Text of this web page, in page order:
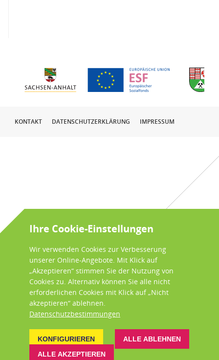
KONTAKT DATENSCHUTZERKLÄRUNG IMPRESSUM
Ihre Cookie-Einstellungen
Wir verwenden Cookies zur Verbesserung
unserer Online-Angebote. Mit Klick auf
„Akzeptieren“ stimmen Sie der Nutzung von
Cookies zu. Alternativ können Sie alle nicht
erforderlichen Cookies mit Klick auf „Nicht
akzeptieren“ ablehnen.
Datenschutzbestimmungen
KONFIGURIEREN
ALLE ABLEHNEN
ALLE AKZEPTIEREN